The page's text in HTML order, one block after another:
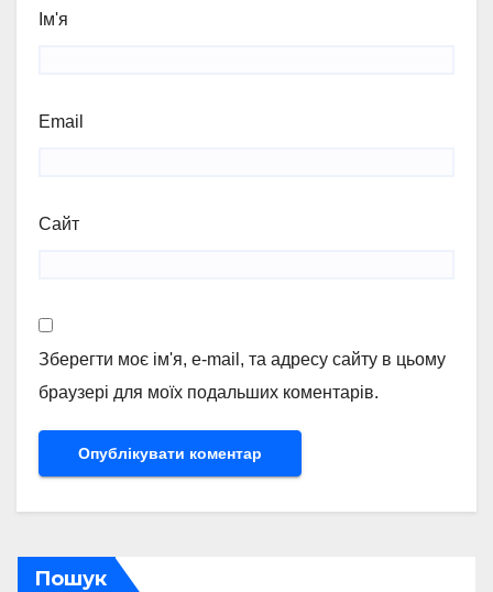
Ім'я
Email
Сайт
Зберегти моє ім'я, e-mail, та адресу сайту в цьому
браузері для моїх подальших коментарів.
Пошук